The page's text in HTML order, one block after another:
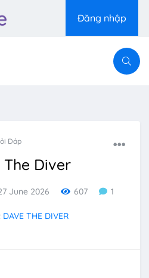
Đăng nhập
Đáp
The Diver
June 2026 607 1
DAVE THE DIVER